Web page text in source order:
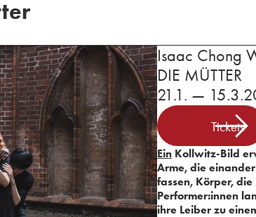
Isaac Chong
DIE MÜTTER
21.1. —
Tickets
Ein Kollwitz-Bild
Arme, die
fassen, Körper,
Performer:innen
ihre Leiber zu